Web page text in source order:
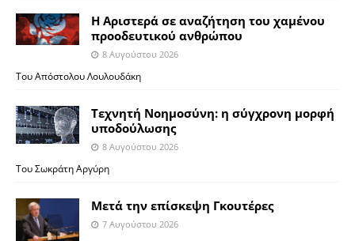
Η Αριστερά σε αναζήτηση του χαμένου
προοδευτικού ανθρώπου
8 Αυγούστου 2026
Του Απόστολου Λουλουδάκη
Τεχνητή Νοημοσύνη: η σύγχρονη μορφή
υποδούλωσης
8 Αυγούστου 2026
Του Σωκράτη Αργύρη
Μετά την επίσκεψη Γκουτέρες
7 Αυγούστου 2026